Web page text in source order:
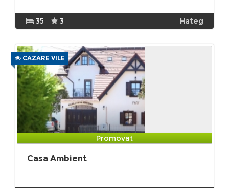
35 3 Hateg
CAZARE VILE
Promovat
Casa Ambient